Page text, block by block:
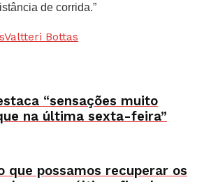
de corrida.”
Valtteri Bottas
“sensações muito
na última sexta-feira”
que possamos recuperar os